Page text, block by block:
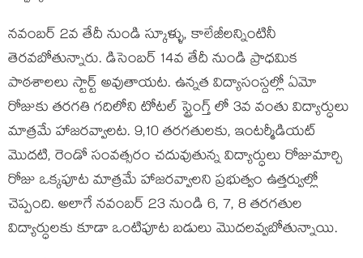
నవంబర్ 2వ తేదీ నుండి స్కూళ్ళు, కాలేజీలన్నింటినీ
తెరవబోతున్నారు. డిసెంబర్ 14వ తేదీ నుండి ప్రాధమిక
పాఠశాలలు స్టార్ట్ అవుతాయట. ఉన్నత విద్యాసంస్దల్లో ఏమో
రోజుకు తరగతి గదిలోని టోటల్ స్ట్రెంగ్త్ లో 3వ వంతు విద్యార్ధులు
మాత్రమే హాజరవ్వాలట. 9,10 తరగతులకు, ఇంటర్మీడియట్
మొదటి, రెండో సంవత్సరం చదువుతున్న విద్యార్ధులు రోజుమార్చి
రోజు ఒక్కపూట మాత్రమే హాజరవ్వాలని ప్రభుత్వం ఉత్తర్వుల్లో
చెప్పంది. అలాగే నవంబర్ 23 నుండి 6, 7, 8 తరగతుల
విద్యార్ధులకు కూడా ఒంటిపూట బడులు మొదలవ్వబోతున్నాయి.